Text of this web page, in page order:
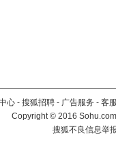
心 - 搜狐招聘 - 广告服务 - 客
Copyright©2016
搜狐不良信息举